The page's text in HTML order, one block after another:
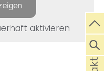
aktivieren